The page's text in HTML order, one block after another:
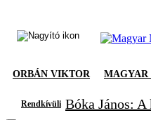
ORBÁN VIKTOR MAGYAR
Rendkívüli Bóka János: